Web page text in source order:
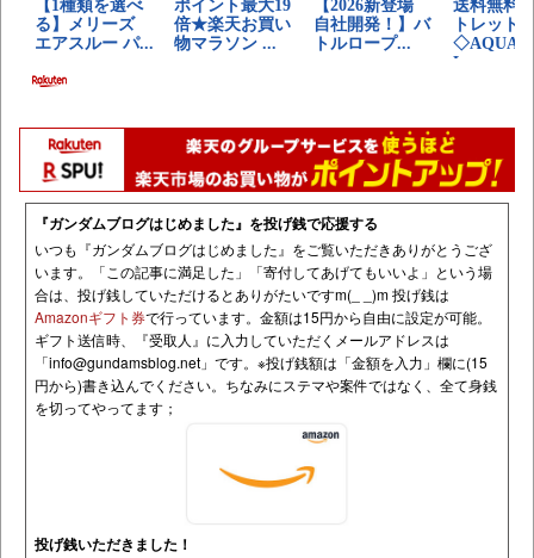
『ガンダムブログはじめました』を投げ銭で応援する
いつも『ガンダムブログはじめました』をご覧いただきありがとうござ
います。「この記事に満足した」「寄付してあげてもいいよ」という場
合は、投げ銭していただけるとありがたいですm(_ _)m 投げ銭は
Amazonギフト券で行っています。金額は15円から自由に設定が可能。
ギフト送信時、『受取人』に入力していただくメールアドレスは
「info@gundamsblog.net 」です。 ※投げ銭額は「金額を入力」欄に(15
円から)書き込んでください。ちなみにステマや案件ではなく、全て身銭
を切ってやってます；
投げ銭いただきました！